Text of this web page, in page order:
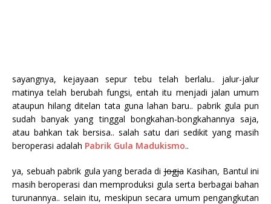
sayangnya, kejayaan sepur tebu telah berlalu.. jalur-jalur
matinya telah berubah fungsi, entah itu menjadi jalan umum
ataupun hilang ditelan tata guna lahan baru.. pabrik gula pun
sudah banyak yang tinggal bongkahan-bongkahannya saja,
atau bahkan tak bersisa.. salah satu dari sedikit yang masih
beroperasi adalah Pabrik Gula Madukismo..
ya, sebuah pabrik gula yang berada diJogjaKasihan, Bantul ini
masih beroperasi dan memproduksi gula serta berbagai bahan
turunannya.. selain itu, meskipun secara umum pengangkutan